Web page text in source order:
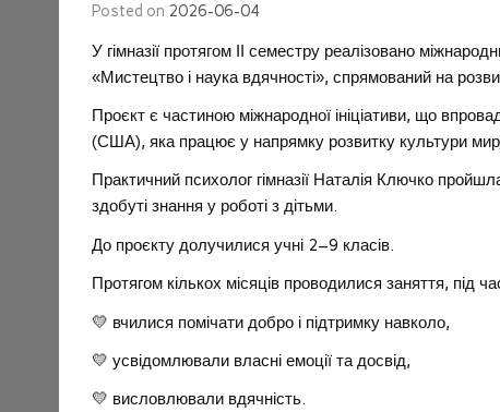
Posted on 2026-06-04
У гімназії протягом ІІ семестру реалізовано
«Мистецтво і наука вдячності», спрямований на
Проєкт є частиною міжнародної ініціативи, що
(США), яка працює у напрямку розвитку культури
Практичний психолог гімназії Наталія Ключко
здобуті знання у роботі з дітьми.
До проєкту долучилися учні 2–9 класів.
Протягом кількох місяців проводилися заняття, під
💛 вчилися помічати добро і підтримку навколо,
💛 усвідомлювали власні емоції та досвід,
💛 висловлювали вдячність.